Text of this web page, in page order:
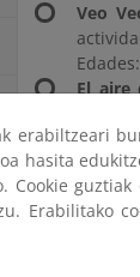
Veo
El aire
La
erabiltzeari
hasita
Cookie
Erabilitako